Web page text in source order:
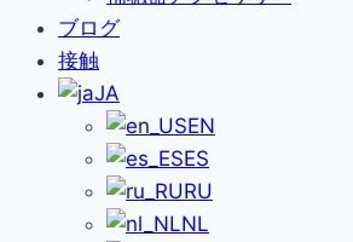
ブログ
接触
JA
EN
ES
RU
NL